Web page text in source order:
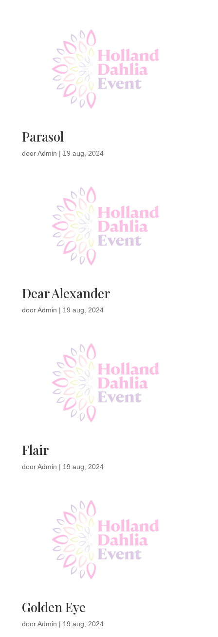
Parasol
doorAdmin | 19 aug, 2024
Dear Alexander
doorAdmin | 19 aug, 2024
Flair
doorAdmin | 19 aug, 2024
Golden Eye
doorAdmin | 19 aug, 2024